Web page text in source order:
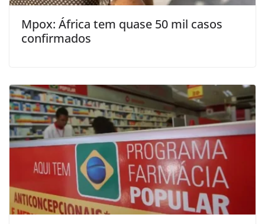
Mpox: África tem quase 50 mil casos
confirmados